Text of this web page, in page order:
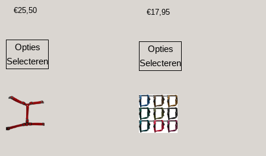
€25,50
Opties
Selecteren
€17,95
Opties
Selecteren